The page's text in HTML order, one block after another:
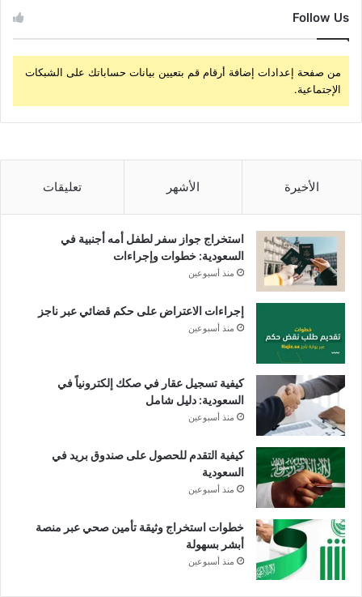
Follow Us
من صفحة إعدادات إضافة أرقام قم بتعيين بيانات حساباتك على الشبكات
الإجتماعية.
الأخيرة الأشهر تعليقات
استخراج جواز سفر لطفل أمه أجنبية في
السعودية: خطوات وإجراءات
منذ أسبوعين
إجراءات الاعتراض على حكم قضائي عبر ناجز
منذ أسبوعين
كيفية تسجيل عقار في صكك إلكترونياً في
السعودية: دليل شامل
منذ أسبوعين
كيفية التقدم للحصول على صندوق بريد في
السعودية
منذ أسبوعين
خطوات استخراج وثيقة تأمين صحي عبر منصة
أبشر بسهولة
منذ أسبوعين